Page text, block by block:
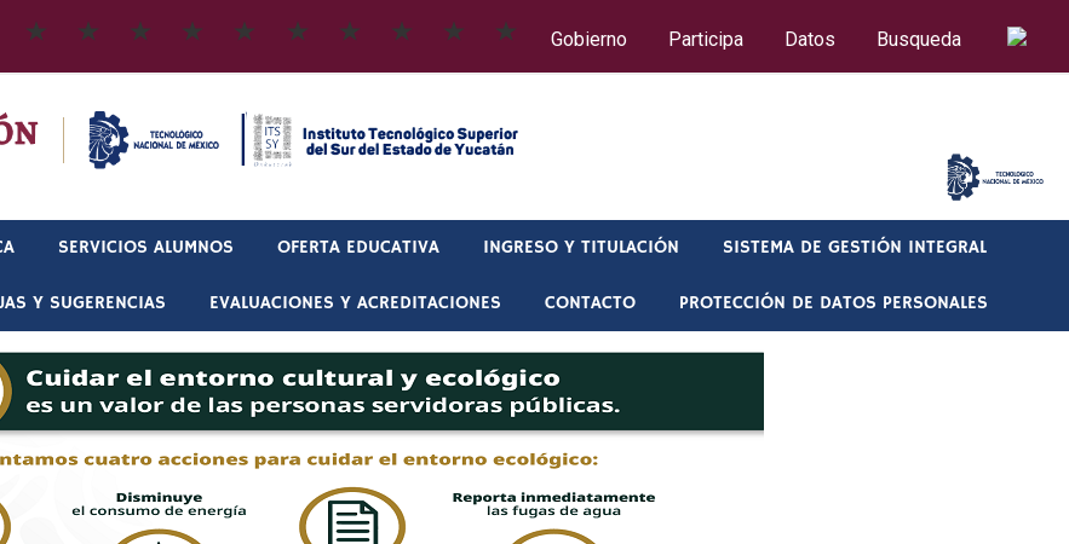
Gobierno Participa Datos Busqueda
SERVICIOS ALUMNOS OFERTA EDUCATIVA INGRESO Y TITULACIÓN SISTEMA DE GESTIÓN INTEGRAL
Y SUGERENCIAS EVALUACIONES Y ACREDITACIONES CONTACTO PROTECCIÓN DE DATOS PERSONALES